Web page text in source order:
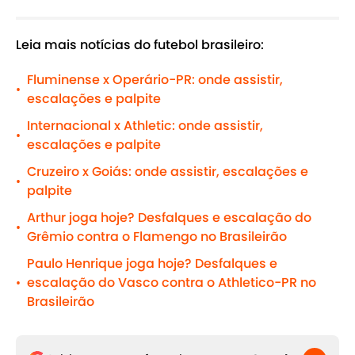
Leia mais notícias do futebol brasileiro:
•
Fluminense x Operário-PR: onde assistir,
escalações e palpite
•
Internacional x Athletic: onde assistir,
escalações e palpite
•
Cruzeiro x Goiás: onde assistir, escalações e
palpite
•
Arthur joga hoje? Desfalques e escalação do
Grêmio contra o Flamengo no Brasileirão
•
Paulo Henrique joga hoje? Desfalques e
escalação do Vasco contra o Athletico-PR no
Brasileirão